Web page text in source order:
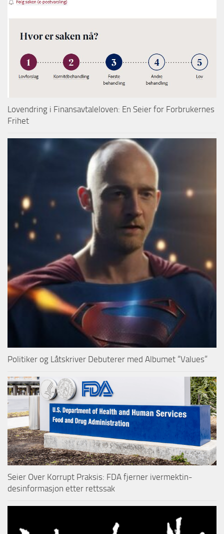
Lovendring i Finansavtaleloven: En Seier for Forbrukernes
Frihet
Politiker og Låtskriver Debuterer med Albumet “Values”
Seier Over Korrupt Praksis: FDA fjerner ivermektin-
desinformasjon etter rettssak